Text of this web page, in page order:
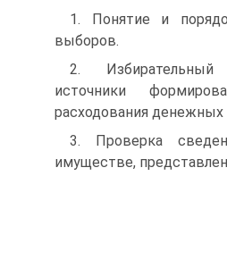
1. Понятие и
выборов.
2.
источники
расходования денежных
3. Проверка
имуществе,